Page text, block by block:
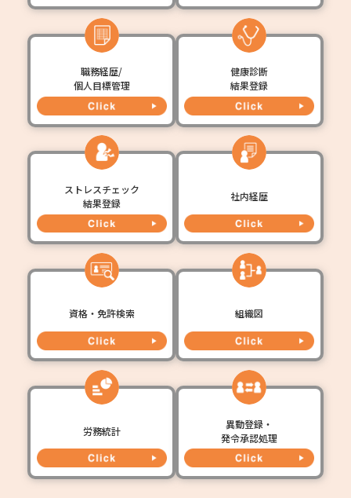
職務経歴/
個人目標管理
健康診断
結果登録
ストレスチェック
結果登録
社内経歴
資格・免許検索 組織図
労務統計
異動登録・
発令承認処理